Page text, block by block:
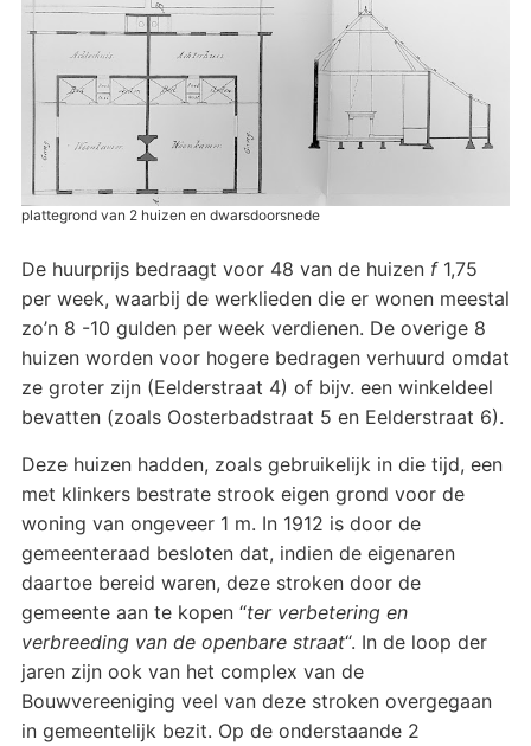
plattegrond van 2 huizen en dwarsdoorsnede
De huurprijs bedraagt voor 48 van de huizen f1,75
per week, waarbij de werklieden die er wonen meestal
zo’n 8 -10 gulden per week verdienen. De overige 8
huizen worden voor hogere bedragen verhuurd omdat
ze groter zijn (Eelderstraat 4) of bijv. een winkeldeel
bevatten (zoals Oosterbadstraat 5 en Eelderstraat 6).
Deze huizen hadden, zoals gebruikelijk in die tijd, een
met klinkers bestrate strook eigen grond voor de
woning van ongeveer 1 m. In 1912 is door de
gemeenteraad besloten dat, indien de eigenaren
daartoe bereid waren, deze stroken door de
gemeente aan te kopen “ter verbetering en
verbreeding van de openbare straat“. In de loop der
jaren zijn ook van het complex van de
Bouwvereeniging veel van deze stroken overgegaan
in gemeentelijk bezit. Op de onderstaande 2